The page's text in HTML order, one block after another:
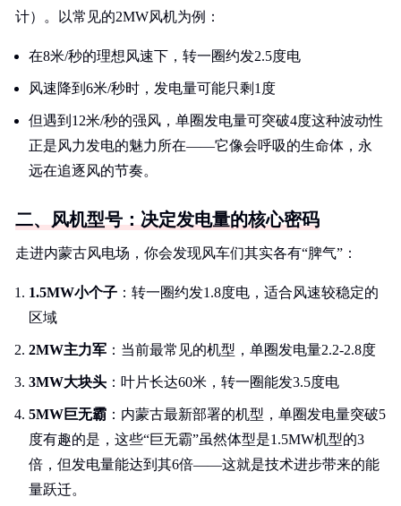
计）。以常见的2MW风机为例：
在8米/秒的理想风速下，转一圈约发2.5度电
风速降到6米/秒时，发电量可能只剩1度
但遇到12米/秒的强风，单圈发电量可突破4度这种波动性
正是风力发电的魅力所在——它像会呼吸的生命体，永
远在追逐风的节奏。
二、风机型号：决定发电量的核心密码
走进内蒙古风电场，你会发现风车们其实各有“脾气”：
1.5MW小个子 ：转一圈约发1.8度电，适合风速较稳定的
区域
2MW主力军 ：当前最常见的机型，单圈发电量2.2-2.8度
3MW大块头 ：叶片长达60米，转一圈能发3.5度电
5MW巨无霸 ：内蒙古最新部署的机型，单圈发电量突破5
度有趣的是，这些“巨无霸”虽然体型是1.5MW机型的3
倍，但发电量能达到其6倍——这就是技术进步带来的能
量跃迁。